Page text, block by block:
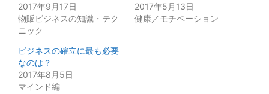
2017年9月17日
物販ビジネスの知識・テク
ニック
2017年5月13日
健康／モチベーション
ビジネスの確立に最も必要
なのは？
2017年8月5日
マインド編